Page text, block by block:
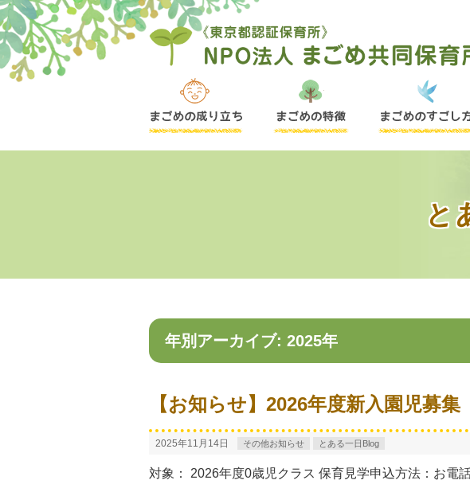
と
年別アーカイブ: 2025年
【お知らせ】2026年度新入園児募
2025年11月14日 その他お知らせ とある一日Blog
対象： 2026年度0歳児クラス 保育見学申込方法：お電